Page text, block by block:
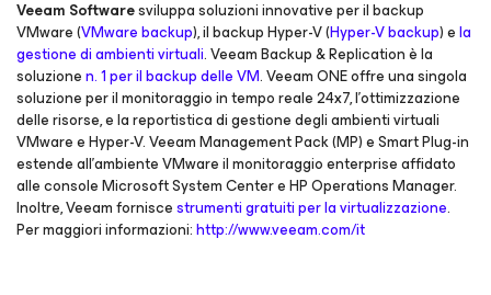
Veeam Softwaresviluppa soluzioni innovative per il backup
VMware (VMware backup), il backup Hyper-V (Hyper-V backup) ela
gestione di ambienti virtuali. Veeam Backup & Replication è la
soluzionen. 1 per il backup delle VM. Veeam ONE offre una singola
soluzione per il monitoraggio in tempo reale 24x7, l'ottimizzazione
delle risorse, e la reportistica di gestione degli ambienti virtuali
VMware e Hyper-V. Veeam Management Pack (MP) e Smart Plug-in
estende all’ambiente VMware il monitoraggio enterprise affidato
alle console Microsoft System Center e HP Operations Manager.
Inoltre, Veeam forniscestrumenti gratuiti per la virtualizzazione.
Per maggiori informazioni:http://www.veeam.com/it